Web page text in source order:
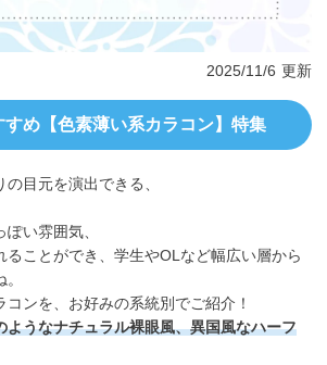
2025/11/6 更新
すめ【色素薄い系カラコン】特集
目元を演出できる、
い雰囲気、
ることができ、学生やOLなど幅広い層から
ンを、お好みの系統別でご紹介！
ようなナチュラル裸眼風、異国風なハーフ